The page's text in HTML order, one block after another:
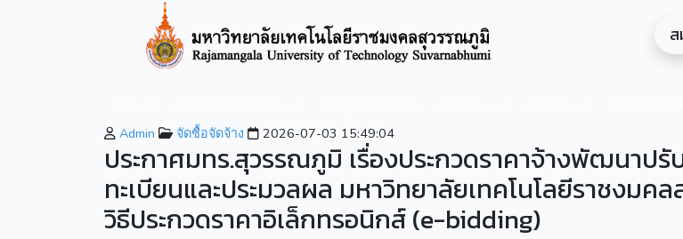
Admin จัดซื้อจัดจ้าง 2026-07-03 15:49:04
ประกาศมทร.สุวรรณภูมิ เรื่องประกวดราคาจ้างพัฒนาปรั
ทะเบียนและประมวลผล มหาวิทยาลัยเทคโนโลยีราชงมค
วิธีประกวดราคาอิเล็กทรอนิกส์ (e-bidding)